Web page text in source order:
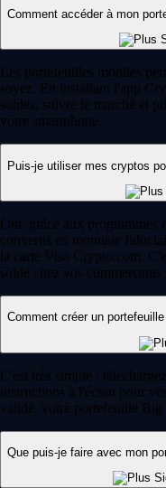
Comment accéder à mon
Les portefeuilles mobiles
soyez. En installant l'app
soldes, suivre le marché et
votre smartphone.
Puis-je utiliser mes cryptos
Oui, grâce aux programmes
convertis en monnaie
la carte Visa Crypto.com.
solde chez vos commerçants
Comment créer un
C'est très simple :
instructions à l'écran pour
validé, votre portefeuille Big
Que puis-je faire avec mon